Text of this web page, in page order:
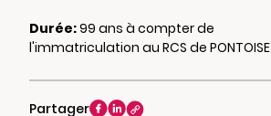
Durée:99 ans à compter de
l'immatriculation au RCS de PONTOISE
Partager